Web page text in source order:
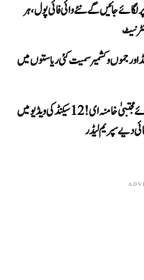
جائیں گے نئے وائی فائی پول، ہر
اور جموں و کشمیر سمیت کئی ریاستوں میں
جنگ کے بعد پہلی بار نظر آئے مجتبیٰ خامنہ ای! 12 سیکنڈ کی ویڈیو میں
دیے سپریم لیڈر